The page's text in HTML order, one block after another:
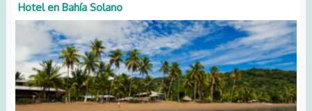
Hotel en Bahía Solano